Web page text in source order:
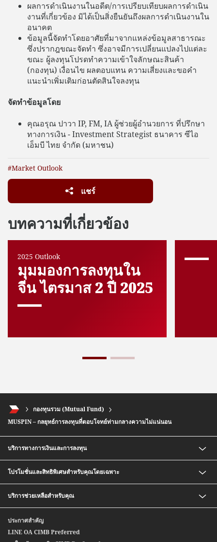
ผลการดำเนินงานในอดีต/การเปรียบเทียบผลการดำเนิน
งานที่เกี่ยวข้อง มิได้เป็นสิ่งยืนยันถึงผลการดำเนินงานใน
อนาคต
ข้อมูลนี้จัดทำโดยอาศัยที่มาจากแหล่งข้อมูลสาธารณะ
ซึ่งปรากฎขณะจัดทำ ซึ่งอาจมีการเปลี่ยนแปลงไปแต่ละ
ขณะ ผู้ลงทุนโปรดทำความเข้าใจลักษณะสินค้า
(กองทุน) เงื่อนไข ผลตอบแทน ความเสี่ยงและขอคำ
แนะนำเพิ่มเติมก่อนตัดสินใจลงทุน
จัดทำข้อมูลโดย
คุณอรุณ ปาวา IP, FM, IA ผู้ช่วยผู้อำนวยการ ที่ปรึกษา
ทางการเงิน - Investment Strategist ธนาคาร ซีไอ
เอ็มบี ไทย จำกัด (มหาชน)
#Market Outlook
แชร์
บทความที่เกี่ยวข้อง
2025 Outlook
มุมมองการลงทุนใน
จีน ไตรมาส 2 ปี 2025
กองทุนรวม (Mutual Fund)
MUSPIN – กลยุทธ์การลงทุนที่ตอบโจทย์ท่ามกลางความไม่แน่นอน
บริการทางการเงินและการลงทุน
กองทุนรวม
บริการซื้อ-ขายตราสารหนี้ก่อนครบกำหนด
หุ้นกู้อนุพันธ์แฝง
บริการซื้อ-ขายตราสารหนี้สกุลเงินต่างประเทศ
สปีดเซนด์
ซีไอเอ็มบี ไทย บริการโอนเงินระหว่างประเทศ
โปรโมชั่นและสิทธิพิเศษสำหรับคุณโดยเฉพาะ
Safe Deposit Box Privilege
บริการช่วยเหลือสำหรับคุณ
สาขาของเรา
ประกาศสำคัญ
LINE OA CIMB Preferred